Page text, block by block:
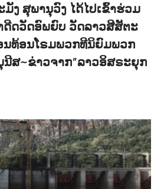
ງ ສຸພານຸວົງ ໄດ້ໄປເຂົ້າຮ່ວມ
ດີດວັດອົພຍົບ ວັດລາວສີສັຕະ
ນທ້ອນໂຣມພວກທີນິຍົມພວກ
ສ~ຂ່າວຈາກ”ລາວອິສຣະຍຸກ